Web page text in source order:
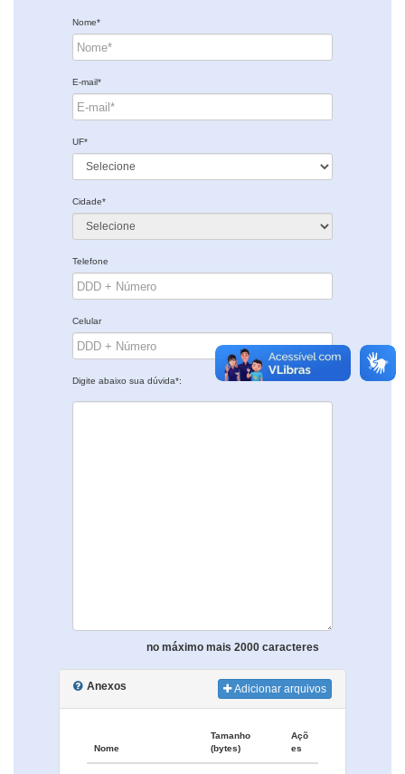
Nome*
E-mail*
UF*
Cidade*
Telefone
Celular
Digite abaixo sua dúvida*:
no máximo mais 2000 caracteres
Anexos Adicionar arquivos
Nome
Tamanho
(bytes)
Açõ
es